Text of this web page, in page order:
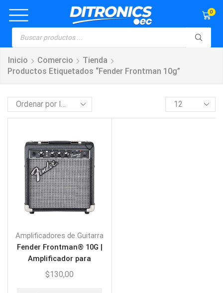
0
Inicio Comercio
Tienda
Productos Etiquetados “fender Frontman 10g”
Amplificadores de Guitarra
Fender Frontman® 10G |
Amplificador para
Guitarra
$130,00